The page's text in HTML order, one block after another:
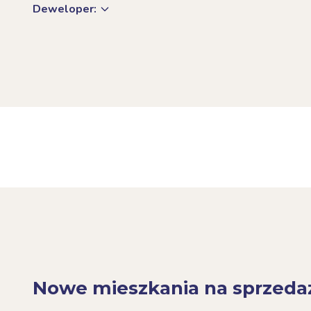
Deweloper:
Nowe mieszkania na